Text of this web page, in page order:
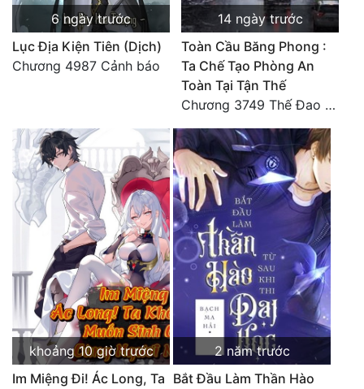
Điền Văn
Đô Thị
Đồng Nhân
Cẩu Đạo Trường Sinh
Truyện Nam
Truyện Nữ
Vô Địch Lưu
Xây Dựng Thế Lực
6 ngày trước
Lục Địa Kiện Tiên (Dịch)
Chương 4987 Cảnh báo
14 ngày trước
Toàn Cầu Băng Phong :
Ta Chế Tạo Phòng An
Toàn Tại Tận Thế
Chương 3749 Thế Đao xuất kích
khoảng 10 giờ trước
Im Miệng Đi! Ác Long, Ta
2 năm trước
Bắt Đầu Làm Thần Hào